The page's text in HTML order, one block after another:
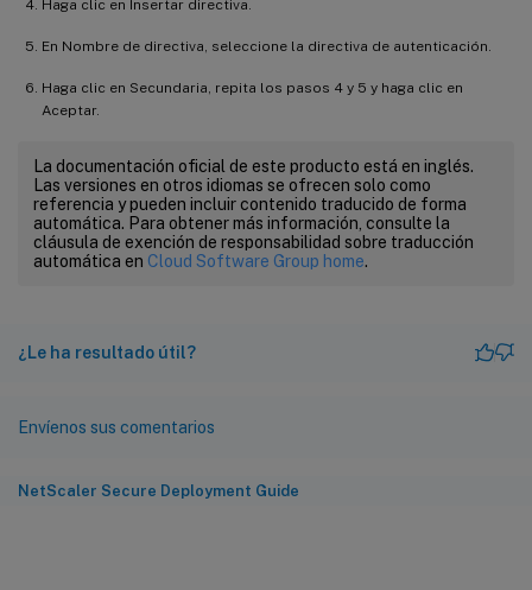
Haga clic en Insertar directiva.
En Nombre de directiva, seleccione la directiva de autenticación.
Haga clic en Secundaria, repita los pasos 4 y 5 y haga clic en
Aceptar.
La documentación oficial de este producto está en inglés.
Las versiones en otros idiomas se ofrecen solo como
referencia y pueden incluir contenido traducido de forma
automática. Para obtener más información, consulte la
cláusula de exención de responsabilidad sobre traducción
automática en Cloud Software Group home.
¿Le ha resultado útil?
Envíenos sus comentarios
NetScaler Secure Deployment Guide